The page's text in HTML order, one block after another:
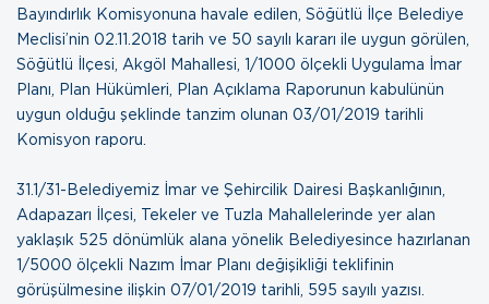
Bayındırlık Komisyonuna havale edilen, Söğütlü İlçe Belediye
Meclisi’nin 02.11.2018 tarih ve 50 sayılı kararı ile uygun görülen,
Söğütlü İlçesi, Akgöl Mahallesi, 1/1000 ölçekli Uygulama İmar
Planı, Plan Hükümleri, Plan Açıklama Raporunun kabulünün
uygun olduğu şeklinde tanzim olunan 03/01/2019 tarihli
Komisyon raporu
31.1/31-Belediyemiz İmar ve Şehircilik Dairesi Başkanlığının,
Adapazarı İlçesi, Tekeler ve Tuzla Mahallelerinde yer alan
yaklaşık 525 dönümlük alana yönelik Belediyesince hazırlanan
1/5000 ölçekli Nazım İmar Planı değişikliği teklifinin
görüşülmesine ilişkin 07/01/2019 tarihli, 595 sayılı yazısı